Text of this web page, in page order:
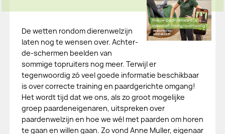
De wetten rondom dierenwelzijn
laten nog te wensen over. Achter-
de-schermen beelden van
sommige topruiters nog meer. Terwijl er
tegenwoordig zó veel goede informatie beschikbaar
is over correcte training en paardgerichte omgang!
Het wordt tijd dat we ons, als zo groot mogelijke
groep paardeneigenaren, uitspreken over
paardenwelzijn en hoe we wél met paarden om horen
te gaan en willen gaan. Zo vond Anne Muller, eigenaar